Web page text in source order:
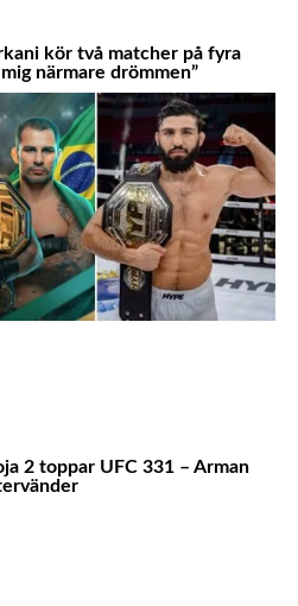
kör två matcher på fyra
närmare drömmen”
2 toppar UFC 331 – Arman